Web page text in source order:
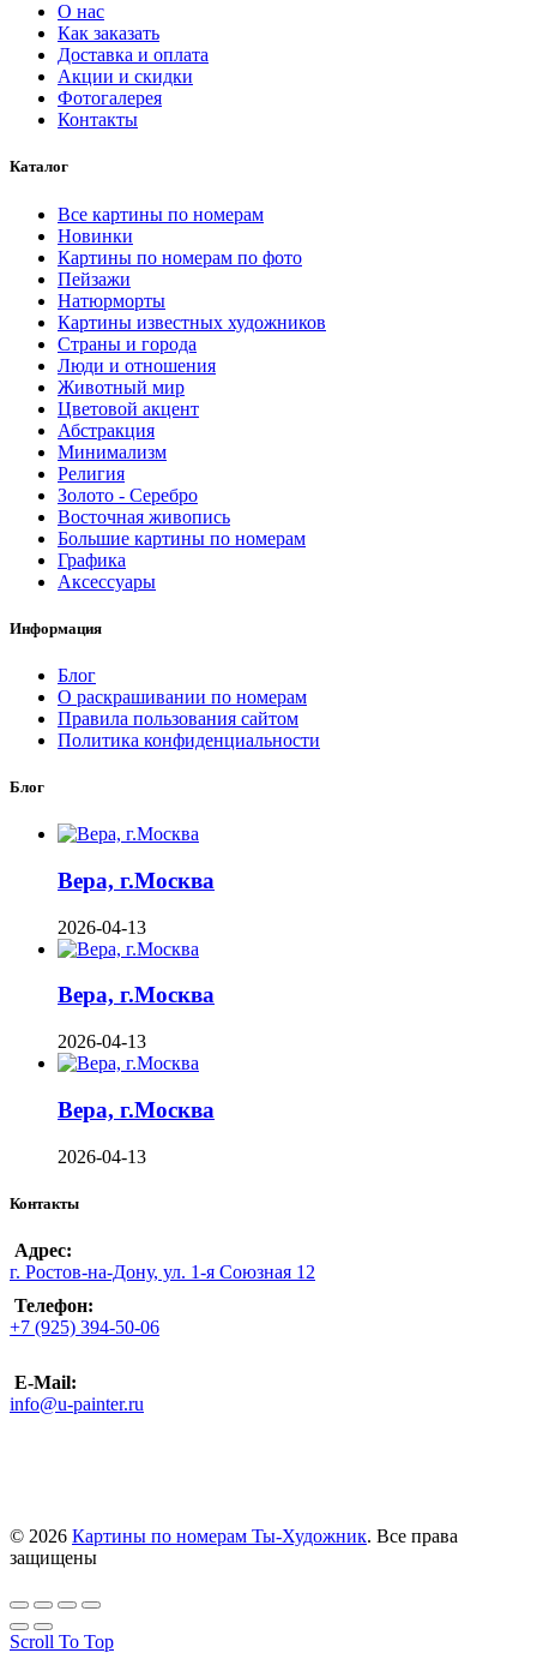
О нас
Как заказать
Доставка и оплата
Акции и скидки
Фотогалерея
Контакты
Каталог
Все картины по номерам
Новинки
Картины по номерам по фото
Пейзажи
Натюрморты
Картины известных художников
Страны и города
Люди и отношения
Животный мир
Цветовой акцент
Абстракция
Минимализм
Религия
Золото - Серебро
Восточная живопись
Большие картины по номерам
Графика
Аксессуары
Информация
Блог
О раскрашивании по номерам
Правила пользования сайтом
Политика конфиденциальности
Блог
Вера, г.Москва
2026-04-13
Вера, г.Москва
2026-04-13
Вера, г.Москва
2026-04-13
Контакты
Адрес:
г. Ростов-на-Дону, ул. 1-я Союзная 12
Телефон:
+7 (925) 394-50-06
E-Mail:
info@u-painter.ru
© 2026 Картины по номерам Ты-Художник. Все права
защищены
Scroll To Top